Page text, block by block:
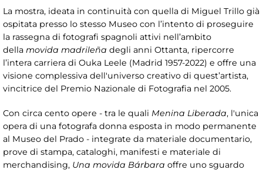
La mostra, ideata in continuità con quella di Miguel Trillo già
ospitata presso lo stesso Museo con l’intento di proseguire
la rassegna di fotografi spagnoli attivi nell’ambito
della movida madrileña degli anni Ottanta, ripercorre
l’intera carriera di Ouka Leele (Madrid 1957-2022) e offre una
visione complessiva dell'universo creativo di quest’artista,
vincitrice del Premio Nazionale di Fotografia nel 2005.
Con circa cento opere - tra le quali Menina Liberada, l'unica
opera di una fotografa donna esposta in modo permanente
al Museo del Prado - integrate da materiale documentario,
prove di stampa, cataloghi, manifesti e materiale di
merchandising, Una movida Bárbara offre uno sguardo